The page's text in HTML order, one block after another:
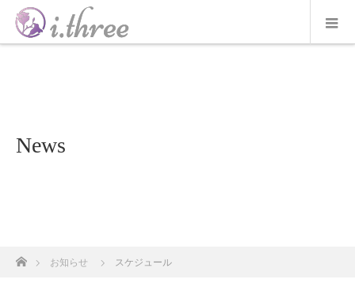
News
ホームお知らせ スケジュール